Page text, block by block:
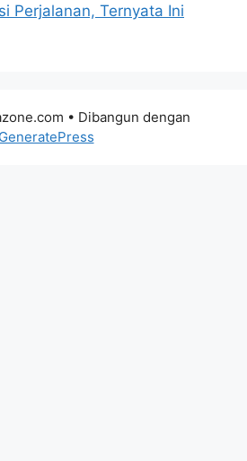
Perjalanan, Ternyata Ini
• Dibangun dengan
GeneratePress